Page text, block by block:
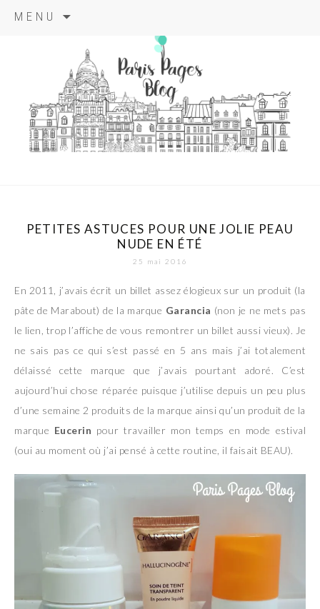
MENU
principal
paris pages
blog
PETITES ASTUCES POUR UNE JOLIE PEAU
NUDE EN ÉTÉ
25 mai 2016
En 2011, j’avais écrit un billet assez élogieux sur un produit (la
pâte de Marabout) de la marque Garancia (non je ne mets pas
le lien, trop l’affiche de vous remontrer un billet aussi vieux). Je
ne sais pas ce qui s’est passé en 5 ans mais j’ai totalement
délaissé cette marque que j’avais pourtant adoré. C’est
aujourd’hui chose réparée puisque j’utilise depuis un peu plus
d’une semaine 2 produits de la marque ainsi qu’un produit de la
marque Eucerin pour travailler mon temps en mode estival
(oui au moment où j’ai pensé à cette routine, il faisait BEAU).